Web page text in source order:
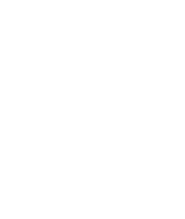
con sus
familiar. Si
compartir esta
familia para
el cáncer,
y